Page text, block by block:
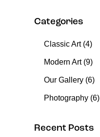
Categories
Classic Art(4)
Modern Art(9)
Our Gallery(6)
Photography(6)
Recent Posts